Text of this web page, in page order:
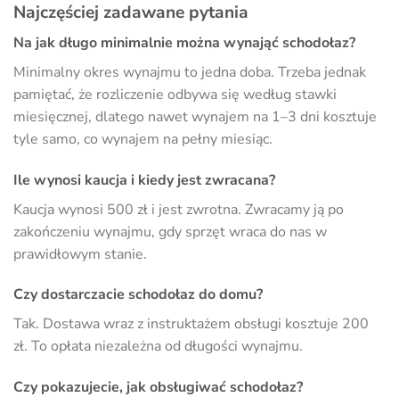
Najczęściej zadawane pytania
Na jak długo minimalnie można wynająć schodołaz?
Minimalny okres wynajmu to jedna doba. Trzeba jednak
pamiętać, że rozliczenie odbywa się według stawki
miesięcznej, dlatego nawet wynajem na 1–3 dni kosztuje
tyle samo, co wynajem na pełny miesiąc.
Ile wynosi kaucja i kiedy jest zwracana?
Kaucja wynosi 500 zł i jest zwrotna. Zwracamy ją po
zakończeniu wynajmu, gdy sprzęt wraca do nas w
prawidłowym stanie.
Czy dostarczacie schodołaz do domu?
Tak. Dostawa wraz z instruktażem obsługi kosztuje 200
zł. To opłata niezależna od długości wynajmu.
Czy pokazujecie, jak obsługiwać schodołaz?